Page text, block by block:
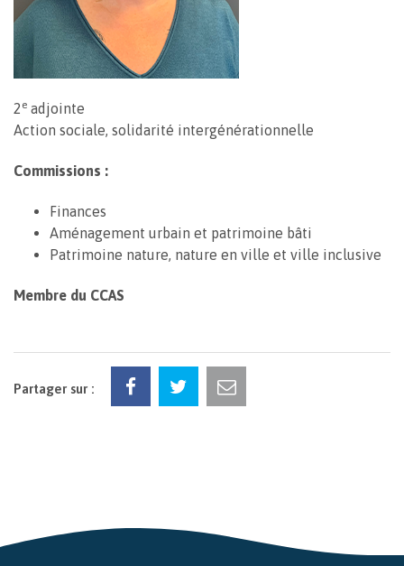
2 e adjointe
Action sociale, solidarité intergénérationnelle
Commissions :
Finances
Aménagement urbain et patrimoine bâti
Patrimoine nature, nature en ville et ville inclusive
Membre du CCAS
Partager sur :